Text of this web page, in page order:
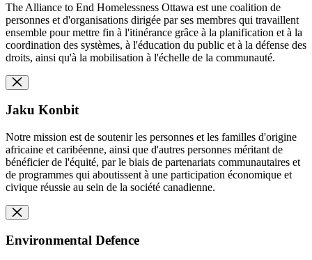
The Alliance to End Homelessness Ottawa est une coalition de
personnes et d'organisations dirigée par ses membres qui travaillent
ensemble pour mettre fin à l'itinérance grâce à la planification et à la
coordination des systèmes, à l'éducation du public et à la défense des
droits, ainsi qu'à la mobilisation à l'échelle de la communauté.
Jaku Konbit
Notre mission est de soutenir les personnes et les familles d'origine
africaine et caribéenne, ainsi que d'autres personnes méritant de
bénéficier de l'équité, par le biais de partenariats communautaires et
de programmes qui aboutissent à une participation économique et
civique réussie au sein de la société canadienne.
Environmental Defence